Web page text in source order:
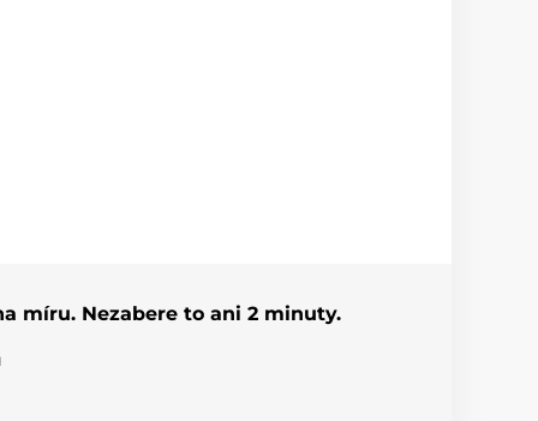
míru. Nezabere to ani 2 minuty.